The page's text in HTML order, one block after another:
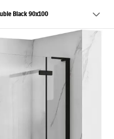
Black 90x100